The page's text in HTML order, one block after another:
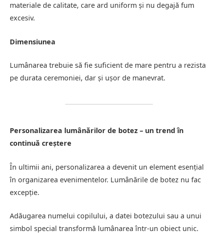
materiale de calitate, care ard uniform și nu degajă fum
excesiv.
Dimensiunea
Lumânarea trebuie să fie suficient de mare pentru a rezista
pe durata ceremoniei, dar și ușor de manevrat.
Personalizarea lumânărilor de botez – un trend în
continuă creștere
În ultimii ani, personalizarea a devenit un element esențial
în organizarea evenimentelor. Lumânările de botez nu fac
excepție.
Adăugarea numelui copilului, a datei botezului sau a unui
simbol special transformă lumânarea într-un obiect unic.